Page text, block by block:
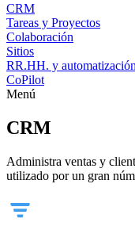
CRM
Tareas y Proyectos
Colaboración
Sitios
RR.HH. y automatización
CoPilot
Menú
CRM
Administra ventas y
utilizado por un gran